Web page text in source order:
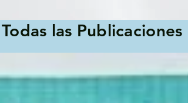
Todas las Publicaciones